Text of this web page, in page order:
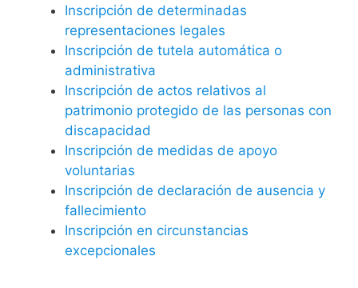
Inscripción de determinadas
representaciones legales
Inscripción de tutela automática o
administrativa
Inscripción de actos relativos al
patrimonio protegido de las personas con
discapacidad
Inscripción de medidas de apoyo
voluntarias
Inscripción de declaración de ausencia y
fallecimiento
Inscripción en circunstancias
excepcionales